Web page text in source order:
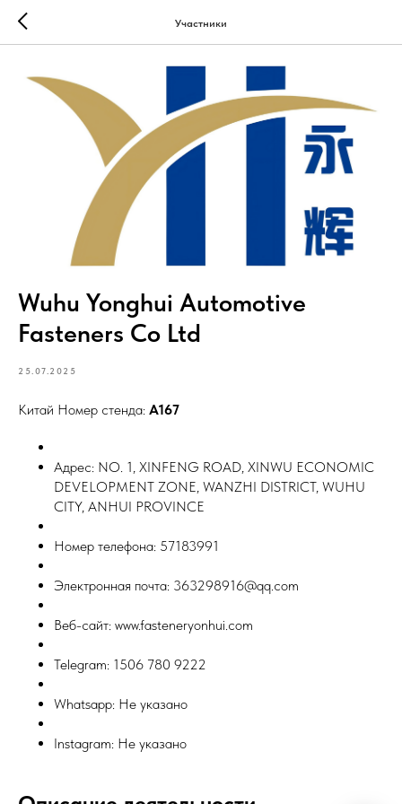
Участники
Wuhu Yonghui Automotive
Fasteners Co Ltd
25.07.2025
Китай Номер стенда: A167
Адрес: NO. 1, XINFENG ROAD, XINWU ECONOMIC
DEVELOPMENT ZONE, WANZHI DISTRICT, WUHU
CITY, ANHUI PROVINCE
Номер телефона: 57183991
Электронная почта: 363298916@qq.com
Веб-сайт: www.fasteneryonhui.com
Telegram: 1506 780 9222
Whatsapp: Не указано
Instagram: Не указано